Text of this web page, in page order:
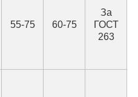
55-75 60-75
За
ГОСТ
263